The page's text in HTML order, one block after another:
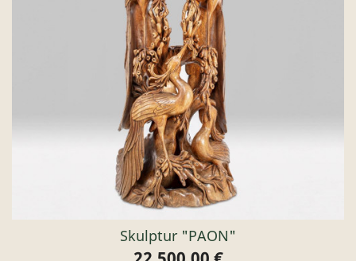
Skulptur "PAON"
Preis